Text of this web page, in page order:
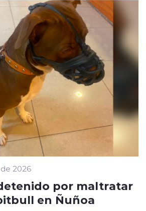
2026
por maltratar
en Ñuñoa